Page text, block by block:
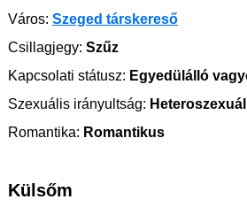
Város: Szeged társkereső
Csillagjegy: Szűz
Kapcsolati státusz: Egyedülálló
Szexuális irányultság:
Romantika: Romantikus
Külsőm